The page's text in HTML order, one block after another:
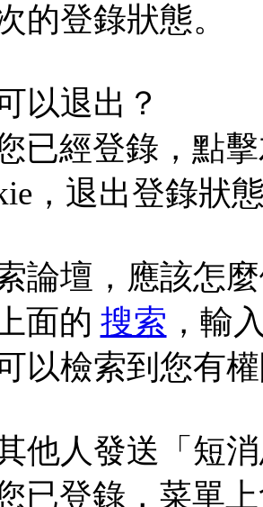
的登錄狀態。
以退出？
已經登錄，點
，退出登錄狀
論壇，應該怎
面的 搜索 ，輸
以檢索到您有
他人發送「短
已登錄，菜單